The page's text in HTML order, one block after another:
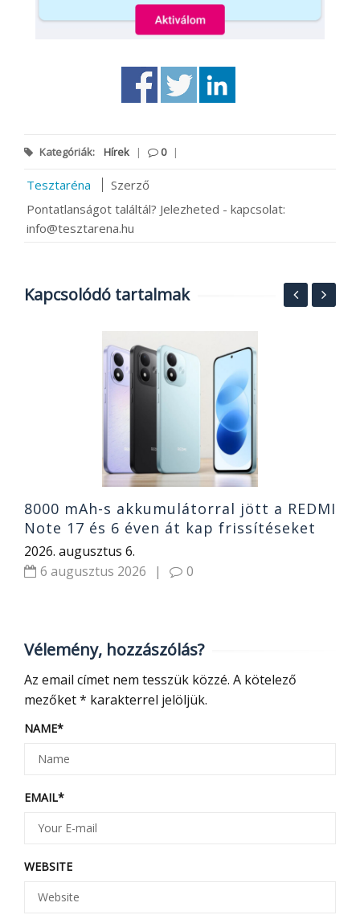
Kategóriák: Hírek | 0 |
Tesztaréna
Szerző
Pontatlanságot találtál? Jelezheted - kapcsolat:
info@tesztarena.hu
Kapcsolódó tartalmak
8000 mAh-s akkumulátorral jött a REDMI
Note 17 és 6 éven át kap frissítéseket
2026. augusztus 6.
6 augusztus 2026
| 0
Vélemény, hozzászólás?
Az email címet nem tesszük közzé. A kötelező
mezőket* karakterrel jelöljük.
NAME*
EMAIL*
WEBSITE